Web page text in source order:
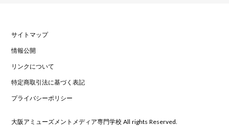
サイトマップ
情報公開
リンクについて
特定商取引法に基づく表記
プライバシーポリシー
大阪アミューズメントメディア専門学校 All rights Reserved.